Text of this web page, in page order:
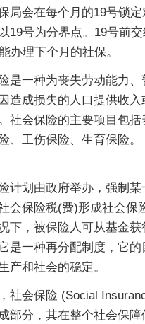
局会在每个月的19号锁
19号为分界点。19号前交
办理下个月的社保。
是一种为丧失劳动能力
造成损失的人口提供收
社会保险的主要项目包
、工伤保险、生育保险。
计划由政府举办，强制
会保险税(费)形成社会保
下，被保险人可从基金
是一种再分配制度，它的
产和社会的稳定。
社会保险 (Social
部分，其在整个社会保